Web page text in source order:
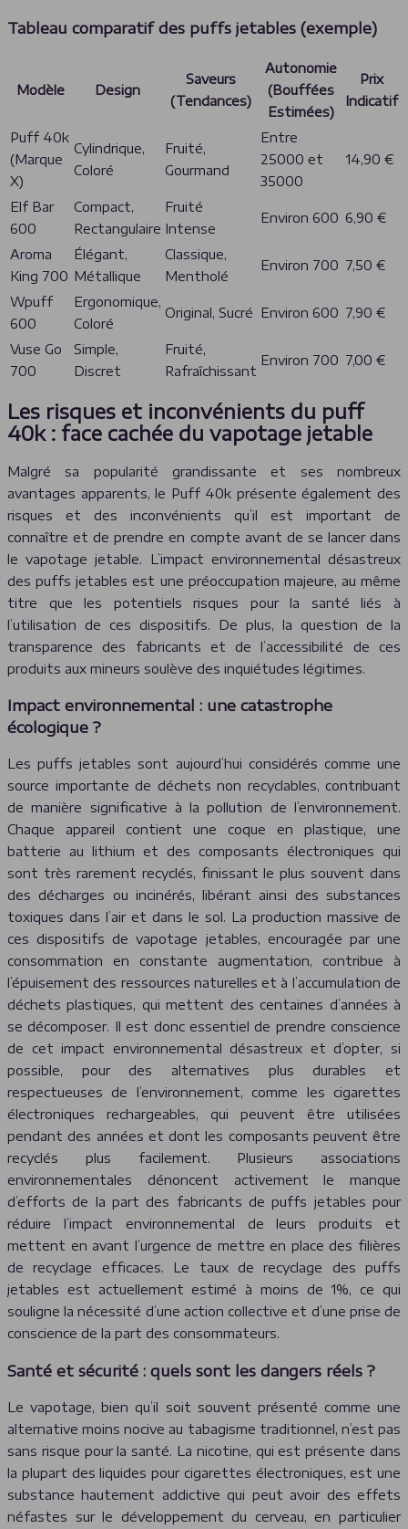
Tableau comparatif des puffs jetables (exemple)
Modèle Design
Saveurs
(Tendances)
Autonomie
(Bouffées
Estimées)
Prix
Indicatif
Puff 40k
(Marque
X)
Cylindrique,
Coloré
Fruité,
Gourmand
Entre
25000 et
35000
14,90 €
Elf Bar
600
Compact,
Rectangulaire
Fruité
Intense
Environ 600 6,90 €
Aroma
King 700
Élégant,
Métallique
Classique,
Mentholé
Environ 700 7,50 €
Wpuff
600
Ergonomique,
Coloré
Original, Sucré Environ 600 7,90 €
Vuse Go
700
Simple,
Discret
Fruité,
Rafraîchissant
Environ 700 7,00 €
Les risques et inconvénients du puff
40k : face cachée du vapotage jetable
Malgré sa popularité grandissante et ses nombreux
avantages apparents, le Puff 40k présente également des
risques et des inconvénients qu’il est important de
connaître et de prendre en compte avant de se lancer dans
le vapotage jetable. L’impact environnemental désastreux
des puffs jetables est une préoccupation majeure, au même
titre que les potentiels risques pour la santé liés à
l’utilisation de ces dispositifs. De plus, la question de la
transparence des fabricants et de l’accessibilité de ces
produits aux mineurs soulève des inquiétudes légitimes.
Impact environnemental : une catastrophe
écologique ?
Les puffs jetables sont aujourd’hui considérés comme une
source importante de déchets non recyclables, contribuant
de manière significative à la pollution de l’environnement.
Chaque appareil contient une coque en plastique, une
batterie au lithium et des composants électroniques qui
sont très rarement recyclés, finissant le plus souvent dans
des décharges ou incinérés, libérant ainsi des substances
toxiques dans l’air et dans le sol. La production massive de
ces dispositifs de vapotage jetables, encouragée par une
consommation en constante augmentation, contribue à
l’épuisement des ressources naturelles et à l’accumulation de
déchets plastiques, qui mettent des centaines d’années à
se décomposer. Il est donc essentiel de prendre conscience
de cet impact environnemental désastreux et d’opter, si
possible, pour des alternatives plus durables et
respectueuses de l’environnement, comme les cigarettes
électroniques rechargeables, qui peuvent être utilisées
pendant des années et dont les composants peuvent être
recyclés plus facilement. Plusieurs associations
environnementales dénoncent activement le manque
d’efforts de la part des fabricants de puffs jetables pour
réduire l’impact environnemental de leurs produits et
mettent en avant l’urgence de mettre en place des filières
de recyclage efficaces. Le taux de recyclage des puffs
jetables est actuellement estimé à moins de 1%, ce qui
souligne la nécessité d’une action collective et d’une prise de
conscience de la part des consommateurs.
Santé et sécurité : quels sont les dangers réels ?
Le vapotage, bien qu’il soit souvent présenté comme une
alternative moins nocive au tabagisme traditionnel, n’est pas
sans risque pour la santé. La nicotine, qui est présente dans
la plupart des liquides pour cigarettes électroniques, est une
substance hautement addictive qui peut avoir des effets
néfastes sur le développement du cerveau, en particulier